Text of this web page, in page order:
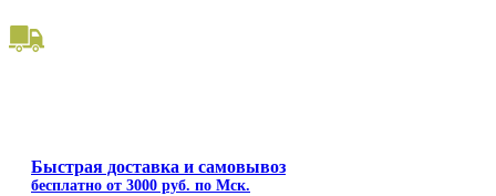
Быстрая доставка и самовывоз
бесплатно от 3000 руб. по Мск.